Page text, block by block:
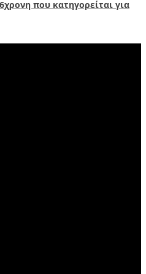
που κατηγορείται για